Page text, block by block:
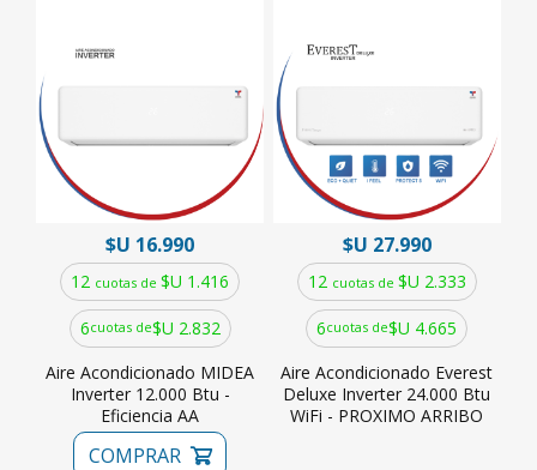
$U 16.990
12 cuotas de$U 1.416
6cuotas de$U 2.832
Aire Acondicionado MIDEA
Inverter 12.000 Btu -
Eficiencia AA
COMPRAR
$U 27.990
12 cuotas de $U 2.333
6cuotas de$U 4.665
Aire Acondicionado Everest
Deluxe Inverter 24.000 Btu
WiFi - PROXIMO ARRIBO